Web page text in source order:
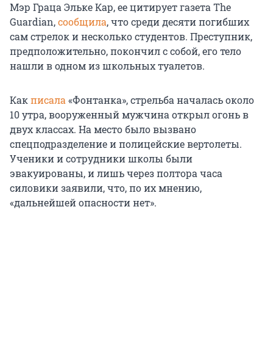
Мэр Граца Эльке Кар, ее цитирует газета The
Guardian,сообщила, что среди десяти погибших
сам стрелок и несколько студентов. Преступник,
предположительно, покончил с собой, его тело
нашли в одном из школьных туалетов.
Какписала «Фонтанка», стрельба началась около
10 утра, вооруженный мужчина открыл огонь в
двух классах. На место было вызвано
спецподразделение и полицейские вертолеты.
Ученики и сотрудники школы были
эвакуированы, и лишь через полтора часа
силовики заявили, что, по их мнению,
«дальнейшей опасности нет».